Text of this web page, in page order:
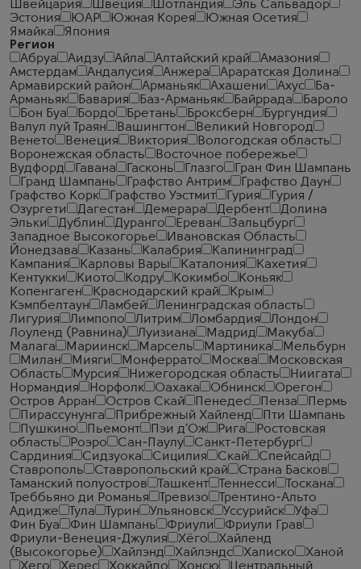
Швейцария
Швеция Шотландия
Эль Сальвадор
Эстония
ЮАР Южная Корея
Южная Осетия
Ямайка
Япония
Регион
Абруа
Аидзу Айла Алтайский край
Амазония
Амстердам
Андалусия Анжера
Араратская Долина
Армавирский район
Арманьяк Ахашени Ахус
Ба-
Арманьяк
Бавария Баз-Арманьяк Байррада
Бароло
Бон Буа
Бордо Бретань Броксберн
Бургундия
Валул луй Траян
Вашингтон
Великий Новгород
Венето
Венеция Виктория
Вологодская область
Воронежская область
Восточное побережье
Вудфорд
Гавана Гасконь Глазго
Гран Фин Шампань
Гранд Шампань
Графство Антрим
Графство Даун
Графство Корк
Графство Уэстмит Гурия
Гурия /
Озургети
Дагестан Демерара Дербент
Долина
Эльки
Дублин Дуранго Ереван
Зальцбург
Западное Высокогорье
Ивановская Область
Йонедзава
Казань Калабрия
Калининград
Кампания
Карловы Вары Каталония
Кахетия
Кентукки
Киото Кодру Кокимбо
Коньяк
Копенгаген
Краснодарский край
Крым
Кэмпбелтаун
Ламбей
Ленинградская область
Лигурия
Лимпопо Литрим Ломбардия
Лондон
Лоуленд (Равнина)
Луизиана Мадрид
Макуба
Малага
Мариинск Марсель Мартиника
Мельбурн
Милан
Мияги Монферрато Москва
Московская
Область
Мурсия Нижегородская область
Ниигата
Нормандия
Норфолк Оахака Обнинск
Орегон
Остров Арран
Остров Скай Пенедес Пенза
Пермь
Пирассунунга
Прибрежный Хайленд
Пти Шампань
Пушкино
Пьемонт Пэи д'Ож Рига
Ростовская
область
Роэро Сан-Паулу
Санкт-Петербург
Сардиния
Сидзуока Сицилия Скай
Спейсайд
Ставрополь
Ставропольский край
Страна Басков
Таманский полуостров
Ташкент Теннесси
Тоскана
Треббьяно ди Романья
Тревизо
Трентино-Альто
Адидже
Тула Турин Ульяновск Уссурийск
Уфа
Фин Буа
Фин Шампань Фриули
Фриули Грав
Фриули-Венеция-Джулия
Хёго
Хайленд
(Высокогорье)
Хайлэнд Хайлэндс Халиско
Ханой